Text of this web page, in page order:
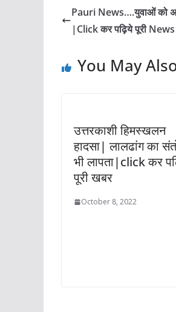
Pauri News….युवाओं को
|Click कर पढ़िये पूरी News
You May
उत्तरकाशी हिमस्खलन
हादसा| लालढांग का
भी लापता|click कर
पूरी खबर
October 8, 2022